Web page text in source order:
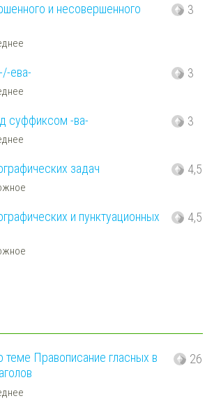
и несовершенного
3
ева- 3
суффиксом -ва- 3
задач 4,5
и пунктуационных
4,5
теме Правописание гласных в
26